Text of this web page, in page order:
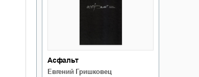
Асфальт
Евгений Гришковец